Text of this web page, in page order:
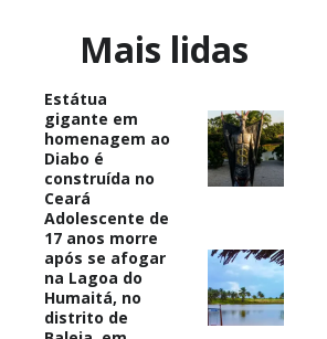
Mais lidas
Estátua
gigante em
homenagem ao
Diabo é
construída no
Ceará
Adolescente de
17 anos morre
após se afogar
na Lagoa do
Humaitá, no
distrito de